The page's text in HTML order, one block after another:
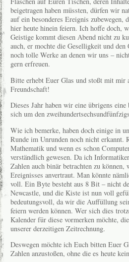
beigetragen haben müssten, dürfen wir
auf ein besonderes Ereignis
hier heute hinein feiern. Ich hoffe doch,
Geistige kommt diesen Abend nicht zu
auch, er mochte die Geselligkeit und
noch tolle Werke an denen wir uns –
gern erfreuen.
Bitte erhebt Euer Glas und stoßt mit mir
Freundschaft!
Dieses Jahr haben wir eine übrigens
sich um den
Wie ich bemerke, haben doch einige in
Runde im Unrunden noch nicht erkannt.
Mathematik und wenn es schon
verständlich gewesen. Da ich
Zahlen auch binär betrachten zu
Ereignisses anvertraut. Man könnte
voll. Ein Byte besteht aus 8 Bit – nicht
Newcastle, und die Kiste ist nun voll
bedeutungsvoll, da wir die Auffüllung
feiern werden können. Wer sich dies
Kalender für diese vormerken möchte,
unserer derzeitigen Zeitrechnung.
Deswegen möchte ich Euch bitten Euer
Zahlen anzustoßen, ohne die es heute